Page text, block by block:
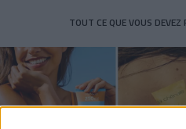
TOUT CE QUE VOUS